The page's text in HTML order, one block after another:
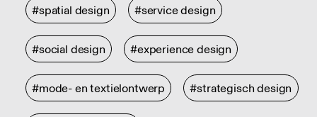
#spatial design #service design
#social design #experience design
#mode- en textielontwerp #strategisch design